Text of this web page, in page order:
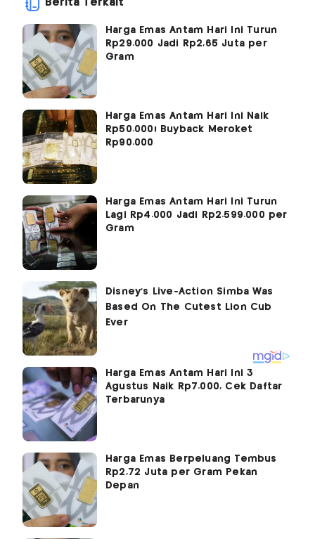
Berita Terkait
Harga Emas Antam Hari Ini Turun
Rp29.000 Jadi Rp2,65 Juta per
Gram
Harga Emas Antam Hari Ini Naik
Rp50.000! Buyback Meroket
Rp90.000
Harga Emas Antam Hari Ini Turun
Lagi Rp4.000 Jadi Rp2.599.000 per
Gram
Harga Emas Antam Hari Ini 3
Agustus Naik Rp7.000, Cek Daftar
Terbarunya
Harga Emas Berpeluang Tembus
Rp2,72 Juta per Gram Pekan
Depan